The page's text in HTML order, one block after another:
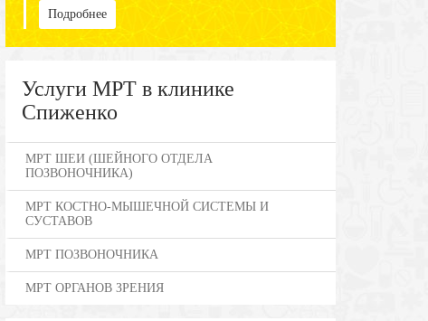
Подробнее
Услуги МРТ в клинике
Спиженко
МРТ ШЕИ (ШЕЙНОГО ОТДЕЛА
ПОЗВОНОЧНИКА)
МРТ КОСТНО-МЫШЕЧНОЙ СИСТЕМЫ И
СУСТАВОВ
МРТ ПОЗВОНОЧНИКА
МРТ ОРГАНОВ ЗРЕНИЯ